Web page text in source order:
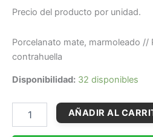
Precio del producto por unidad.
Porcelanato mate, marmoleado //
contrahuella
Disponibilidad: 32 disponibles
AÑADIR AL